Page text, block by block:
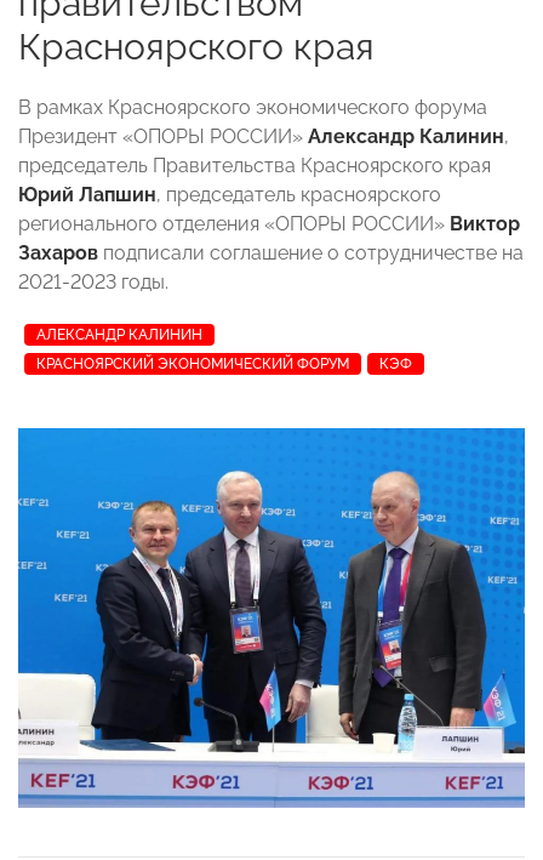
Красноярского края
В рамках Красноярского экономического форума
Президент «ОПОРЫ РОССИИ» Александр Калинин,
председатель Правительства Красноярского края
Юрий Лапшин, председатель красноярского
регионального отделения «ОПОРЫ РОССИИ» Виктор
Захаров подписали соглашение о сотрудничестве на
2021-2023 годы.
АЛЕКСАНДР КАЛИНИН
КРАСНОЯРСКИЙ ЭКОНОМИЧЕСКИЙ ФОРУМ
КЭФ